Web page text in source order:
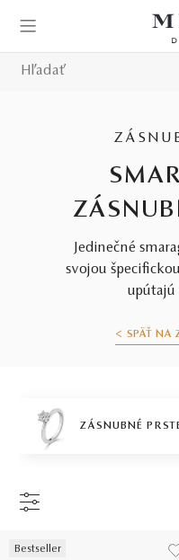
Jedinečné
svojou
upútajú
< SPÄŤ NA
ZÁSNUBNÉ
Bestseller